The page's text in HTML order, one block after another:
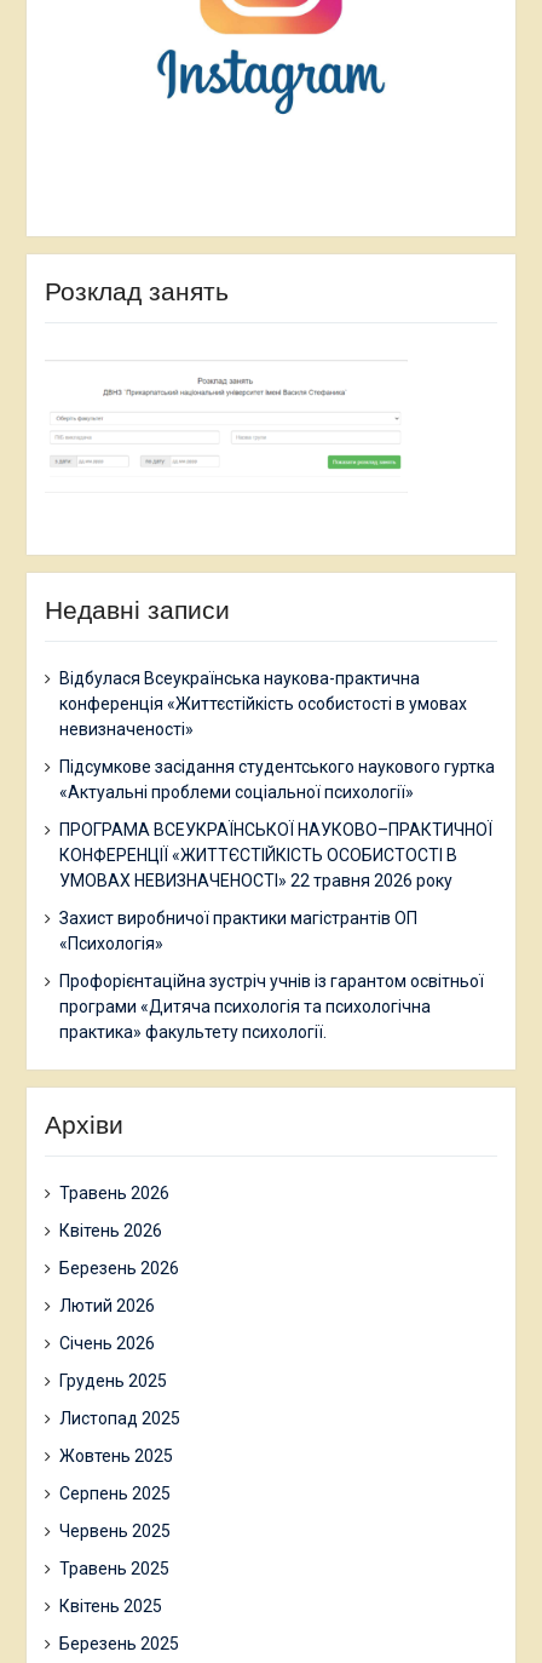
Розклад занять
Недавні записи
Відбулася Всеукраїнська наукова-практична
конференція «Життєстійкість особистості в умовах
невизначеності»
Підсумкове засідання студентського наукового гуртка
«Актуальні проблеми соціальної психології»
ПРОГРАМА ВСЕУКРАЇНСЬКОЇ НАУКОВО–ПРАКТИЧНОЇ
КОНФЕРЕНЦІЇ «ЖИТТЄСТІЙКІСТЬ ОСОБИСТОСТІ В
УМОВАХ НЕВИЗНАЧЕНОСТІ» 22 травня 2026 року
Захист виробничої практики магістрантів ОП
«Психологія»
Профорієнтаційна зустріч учнів із гарантом освітньої
програми «Дитяча психологія та психологічна
практика» факультету психології.
Архіви
Травень 2026
Квітень 2026
Березень 2026
Лютий 2026
Січень 2026
Грудень 2025
Листопад 2025
Жовтень 2025
Серпень 2025
Червень 2025
Травень 2025
Квітень 2025
Березень 2025